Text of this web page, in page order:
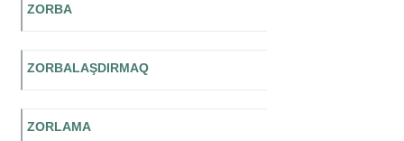
ZORBA
ZORBALAŞDIRMAQ
ZORLAMA